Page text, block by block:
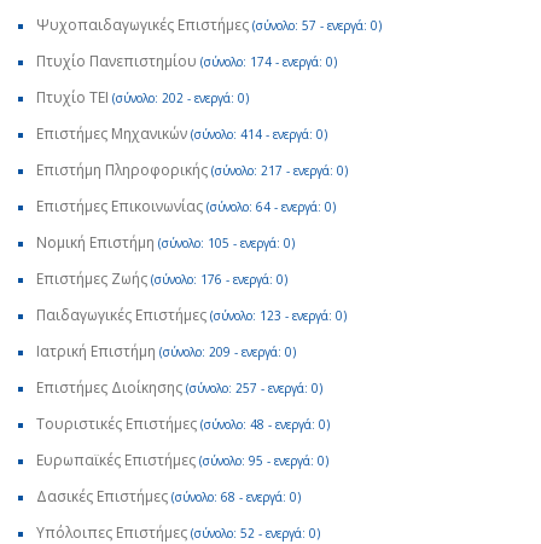
Ψυχοπαιδαγωγικές Επιστήμες (σύνολο: 57 - ενεργά: 0)
Πτυχίο Πανεπιστημίου (σύνολο: 174 - ενεργά: 0)
Πτυχίο ΤΕΙ (σύνολο: 202 - ενεργά: 0)
Επιστήμες Μηχανικών (σύνολο: 414 - ενεργά: 0)
Επιστήμη Πληροφορικής (σύνολο: 217 - ενεργά: 0)
Επιστήμες Επικοινωνίας (σύνολο: 64 - ενεργά: 0)
Νομική Επιστήμη (σύνολο: 105 - ενεργά: 0)
Επιστήμες Ζωής (σύνολο: 176 - ενεργά: 0)
Παιδαγωγικές Επιστήμες (σύνολο: 123 - ενεργά: 0)
Ιατρική Επιστήμη (σύνολο: 209 - ενεργά: 0)
Επιστήμες Διοίκησης (σύνολο: 257 - ενεργά: 0)
Τουριστικές Επιστήμες (σύνολο: 48 - ενεργά: 0)
Ευρωπαϊκές Επιστήμες (σύνολο: 95 - ενεργά: 0)
Δασικές Επιστήμες (σύνολο: 68 - ενεργά: 0)
Υπόλοιπες Επιστήμες (σύνολο: 52 - ενεργά: 0)